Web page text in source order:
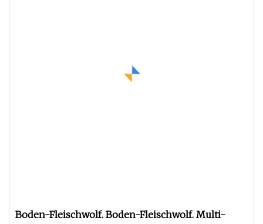
Boden-Fleischwolf. Boden-Fleischwolf. Multi-